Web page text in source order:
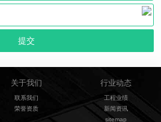
关于我们
联系我们
荣誉资质
行业动态
工程业绩
新闻资讯
sitemap